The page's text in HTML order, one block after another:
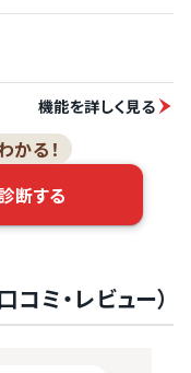
機能を詳しく見る
かる！
断する
ミ・レビュー）